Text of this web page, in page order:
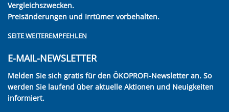
Vergleichszwecken.
Preisänderungen und Irrtümer vorbehalten.
SEITE WEITEREMPFEHLEN
E-MAIL-NEWSLETTER
Melden Sie sich gratis für den ÖKOPROFI-Newsletter an. So
werden Sie laufend über aktuelle Aktionen und Neuigkeiten
informiert.